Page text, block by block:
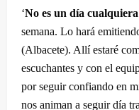
‘No es un día cualquiera
semana. Lo hará
(Albacete). Allí estaré
escuchantes y con el
por seguir confiando en
nos animan a seguir día